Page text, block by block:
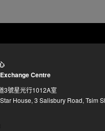
Centre
3號星光行1012A室
House, 3 Salisbury Road, Tsim